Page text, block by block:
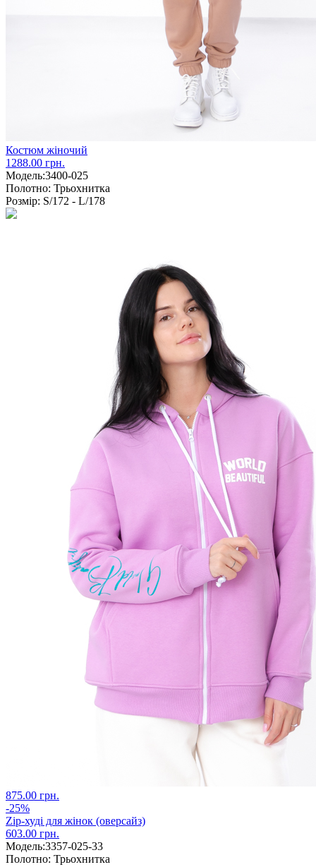
Костюм жіночий
1288.00 грн.
Модель:3400-025
Полотно: Трьохнитка
Розмір: S/172 - L/178
875.00 грн.
-25%
Zip-худі для жінок (оверсайз)
603.00 грн.
Модель:3357-025-33
Полотно: Трьохнитка